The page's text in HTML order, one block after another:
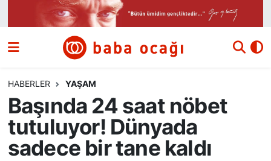
HABERLER YAŞAM
Başında 24 saat nöbet
tutuluyor! Dünyada
sadece bir tane kaldı
Siyaset
Ekonomi
Dünya
Nöbetçi Eczaneler
Namaz Vakitleri
Trafik Durumu